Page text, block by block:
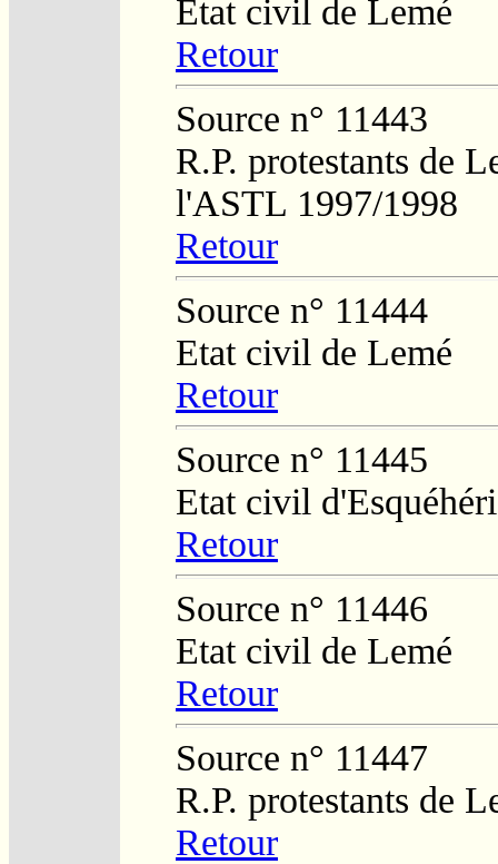
Etat civil de Lemé
Retour
Source n° 11443
R.P. protestants de
l'ASTL 1997/1998
Retour
Source n° 11444
Etat civil de Lemé
Retour
Source n° 11445
Etat civil
Retour
Source n° 11446
Etat civil de Lemé
Retour
Source n° 11447
R.P. protestants de
Retour